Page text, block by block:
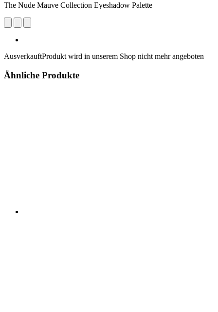
The Nude Mauve Collection Eyeshadow Palette
AusverkauftProdukt wird in unserem Shop nicht mehr angeboten
Ähnliche Produkte